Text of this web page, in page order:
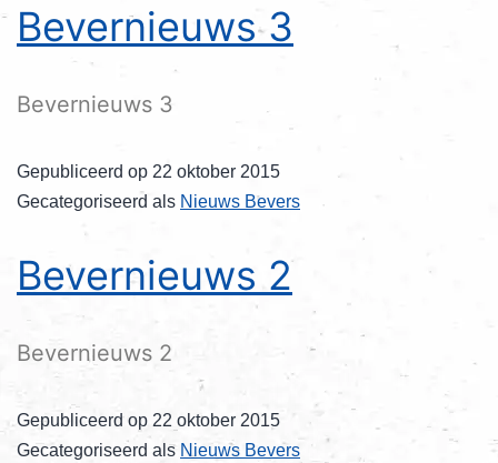
Bevernieuws 3
Bevernieuws 3
Gepubliceerd op 22 oktober 2015
Gecategoriseerd als Nieuws Bevers
Bevernieuws 2
Bevernieuws 2
Gepubliceerd op 22 oktober 2015
Gecategoriseerd als Nieuws Bevers